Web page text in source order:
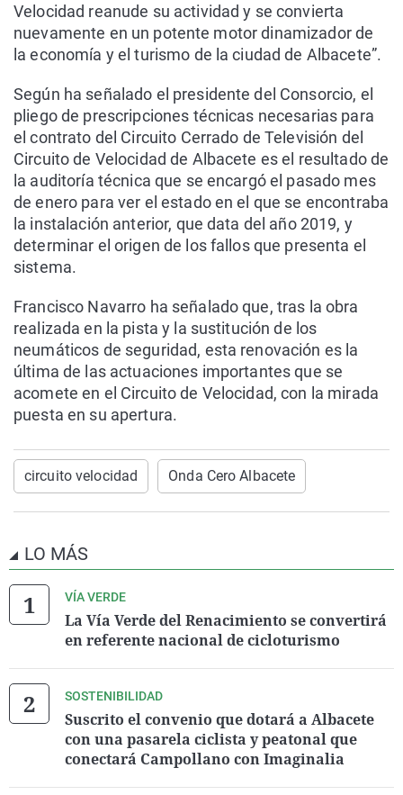
Velocidad reanude su actividad y se convierta
nuevamente en un potente motor dinamizador de
la economía y el turismo de la ciudad de Albacete”.
Según ha señalado el presidente del Consorcio, el
pliego de prescripciones técnicas necesarias para
el contrato del Circuito Cerrado de Televisión del
Circuito de Velocidad de Albacete es el resultado de
la auditoría técnica que se encargó el pasado mes
de enero para ver el estado en el que se encontraba
la instalación anterior, que data del año 2019, y
determinar el origen de los fallos que presenta el
sistema.
Francisco Navarro ha señalado que, tras la obra
realizada en la pista y la sustitución de los
neumáticos de seguridad, esta renovación es la
última de las actuaciones importantes que se
acomete en el Circuito de Velocidad, con la mirada
puesta en su apertura.
circuito velocidad Onda Cero Albacete
LO MÁS
VÍA VERDE
La Vía Verde del Renacimiento se convertirá
en referente nacional de cicloturismo
SOSTENIBILIDAD
Suscrito el convenio que dotará a Albacete
con una pasarela ciclista y peatonal que
conectará Campollano con Imaginalia